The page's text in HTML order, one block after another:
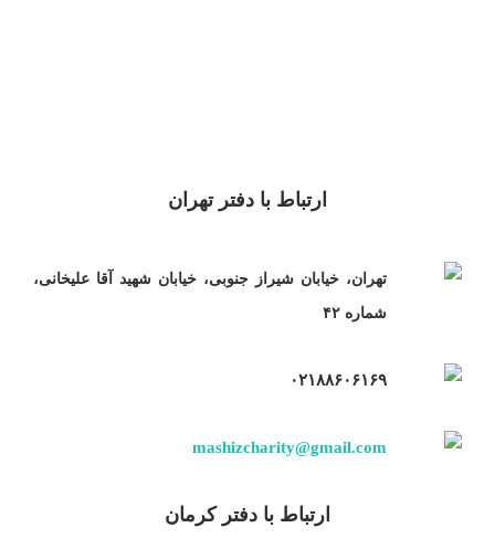
ارتباط با دفتر تهران
تهران، خیابان شیراز جنوبی، خیابان شهید آقا علیخانی،
شماره ۴۲
۰۲۱۸۸۶۰۶۱۶۹
mashizcharity@gmail.com
ارتباط با دفتر کرمان